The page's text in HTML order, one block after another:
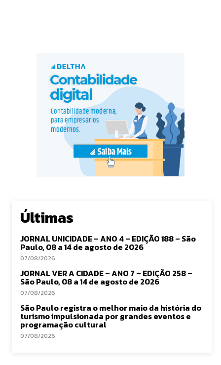
Últimas
JORNAL UNICIDADE – ANO 4 – EDIÇÃO 188 – São
Paulo, 08 a 14 de agosto de 2026
07/08/2026
JORNAL VER A CIDADE – ANO 7 – EDIÇÃO 258 –
São Paulo, 08 a 14 de agosto de 2026
07/08/2026
São Paulo registra o melhor maio da história do
turismo impulsionada por grandes eventos e
programação cultural
07/08/2026